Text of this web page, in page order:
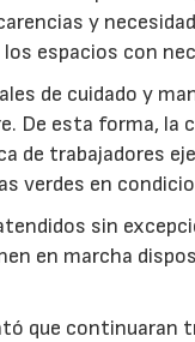
y
espacios con
de cuidado y
De esta forma, la
de trabajadores
verdes en
sin
en marcha
que